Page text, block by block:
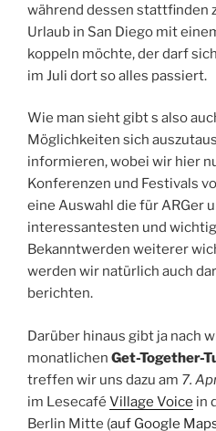
während dessen stattfinden
Urlaub in San Diego mit
koppeln möchte, der darf
im Juli dort so alles passiert.
Wie man sieht gibt s also
Möglichkeiten sich
informieren, wobei wir hier
Konferenzen und Festivals
eine Auswahl die für ARGer
interessantesten und
Bekanntwerden weiterer
werden wir natürlich auch
berichten.
Darüber hinaus gibt ja nach
monatlichen Get-Together-
treffen wir uns dazu am 7.
im Lesecafé Village Voice in
Berlin Mitte (auf Google